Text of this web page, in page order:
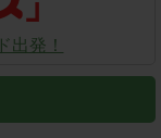
出発！